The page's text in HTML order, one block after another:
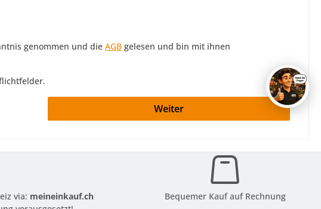
genommen und dieAGB gelesen und bin mit ihnen
Weiter
via: meineinkauf.ch
Bequemer Kauf auf Rechnung